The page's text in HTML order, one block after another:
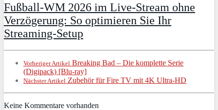
Fußball-WM 2026 im Live-Stream ohne
Verzögerung: So optimieren Sie Ihr
Streaming-Setup
Vorheriger Artikel Breaking Bad – Die komplette Serie
(Digipack) [Blu-ray]
Nächster Artikel Zubehör für Fire TV mit 4K Ultra-HD
Keine Kommentare vorhanden